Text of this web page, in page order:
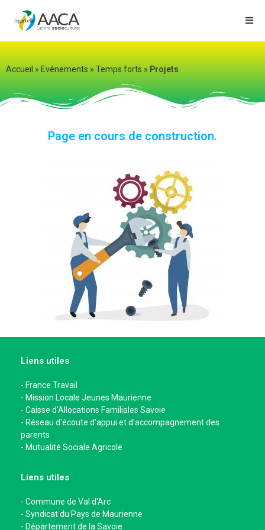
Accueil » Evénements » Temps forts » Projets
Page en cours de construction.
Liens utiles
- France Travail
- Mission Locale Jeunes Maurienne
- Caisse d'Allocations Familiales Savoie
- Réseau d'écoute d'appui et d'accompagnement des
parents
- Mutualité Sociale Agricole
Liens utiles
- Commune de Val d'Arc
- Syndicat du Pays de Maurienne
- Département de la Savoie